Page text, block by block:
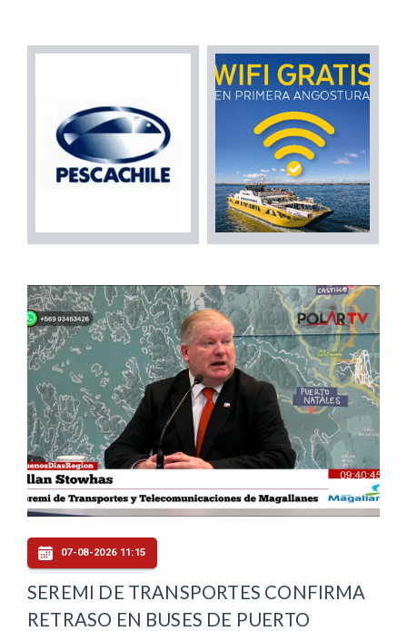
07-08-2026 11:15
SEREMI DE TRANSPORTES CONFIRMA
RETRASO EN BUSES DE PUERTO